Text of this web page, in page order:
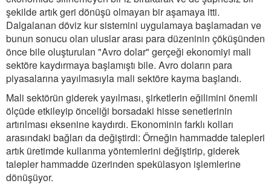
şekilde artık geri dönüşü olmayan bir aşamaya itti.
Dalgalanan döviz kur sistemini uygulamaya başlamadan ve
bunun sonucu olan uluslar arası para düzeninin çöküşünden
önce bile oluşturulan "Avro dolar" gerçeği ekonomiyi mali
sektöre kaydırmaya başlamıştı bile. Avro doların para
piyasalarına yayılmasıyla mali sektöre kayma başlandı.
Mali sektörün giderek yayılması, şirketlerin eğilimini önemli
ölçüde etkileyip önceliği borsadaki hisse senetlerinin
artırılması eksenine kaydırdı. Ekonominin farklı kolları
arasındaki bağları da değiştirdi: Örneğin hammadde talepleri
artık üretimde kullanma yöntemlerini değiştirip, giderek
talepler hammadde üzerinden spekülasyon işlemlerine
dönüşüyor.